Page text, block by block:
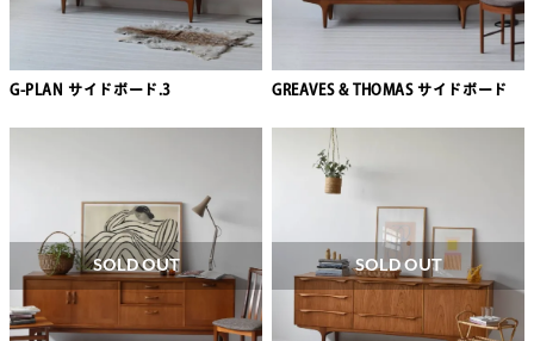
G-PLAN サイドボード.3 GREAVES & THOMAS サイドボード
SOLD OUT SOLD OUT